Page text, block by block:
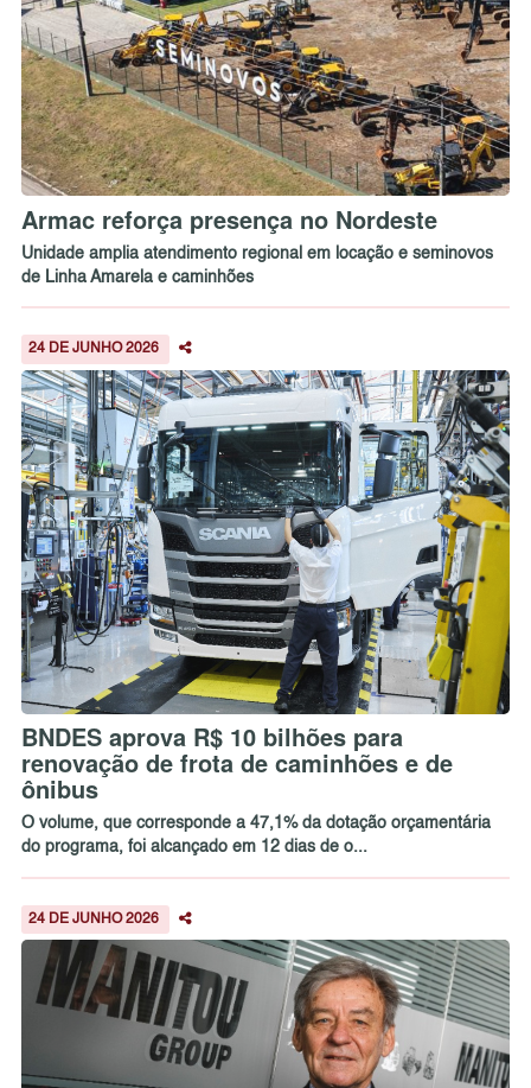
Armac reforça presença no Nordeste
Unidade amplia atendimento regional em locação e seminovos
de Linha Amarela e caminhões
24 DE JUNHO 2026
BNDES aprova R$ 10 bilhões para
renovação de frota de caminhões e de
ônibus
O volume, que corresponde a 47,1% da dotação orçamentária
do programa, foi alcançado em 12 dias de o...
24 DE JUNHO 2026